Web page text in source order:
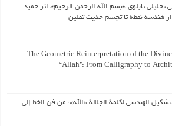
تحلیلی تابلوی «بسم الله الرحمن الرحیم» اثر حمید
از هندسه نقطه تا تجسم حدیث ثقلین
The Geometric Reinterpretation of the
“Allah”: From Calligraphy to
الهندسي لكلمة الجلالة «الله»؛ من فن الخط إلى